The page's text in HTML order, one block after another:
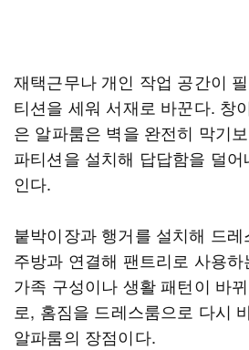
재택근무나 개인 작업 공간이
티션을 세워 서재로 바꾼다. 창
은 알파룸은 벽을 완전히 막기
파티션을 설치해 답답함을 덜
인다.
붙박이장과 행거를 설치해 드
주방과 연결해 팬트리로 사용
가족 구성이나 생활 패턴이 바
로, 홈짐을 드레스룸으로 다시
알파룸의 장점이다.